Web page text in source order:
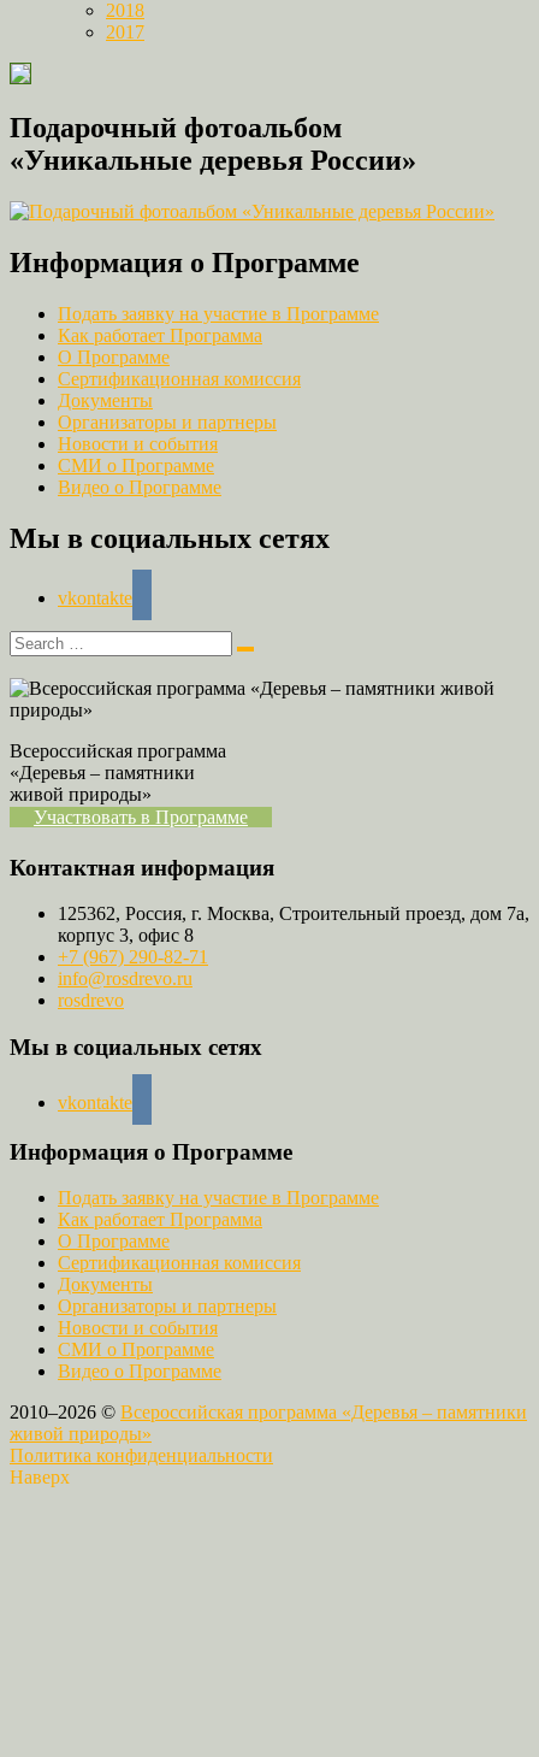
2018
2017
Подарочный фотоальбом
«Уникальные деревья России»
Информация о Программе
Подать заявку на участие в Программе
Как работает Программа
О Программе
Сертификационная комиссия
Документы
Организаторы и партнеры
Новости и события
СМИ о Программе
Видео о Программе
Мы в социальных сетях
vkontakte
Всероссийская программа
«Деревья – памятники
живой природы»
Участвовать в Программе
Контактная информация
125362, Россия, г. Москва, Строительный проезд, дом 7а,
корпус 3, офис 8
+7 (967) 290-82-71
info@rosdrevo.ru
rosdrevo
Мы в социальных сетях
vkontakte
Информация о Программе
Подать заявку на участие в Программе
Как работает Программа
О Программе
Сертификационная комиссия
Документы
Организаторы и партнеры
Новости и события
СМИ о Программе
Видео о Программе
2010–2026 © Всероссийская программа «Деревья – памятники
живой природы»
Политика конфиденциальности
Наверх